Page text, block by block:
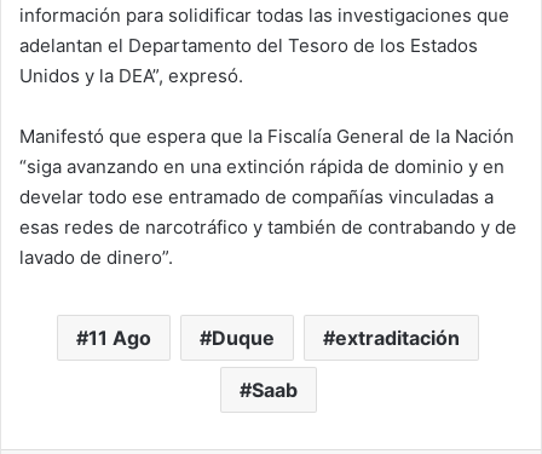
información para solidificar todas las investigaciones que
adelantan el Departamento del Tesoro de los Estados
Unidos y la DEA”, expresó.
Manifestó que espera que la Fiscalía General de la Nación
“siga avanzando en una extinción rápida de dominio y en
develar todo ese entramado de compañías vinculadas a
esas redes de narcotráfico y también de contrabando y de
lavado de dinero”.
11 Ago Duque extraditación
Saab